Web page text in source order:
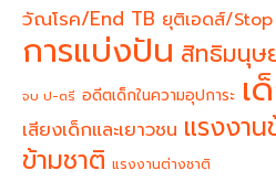
วัณโรค/End TB ยุติเอดส์/Stop
การแบ่งปัน สิทธิมนุษ
จบ ป-ตรี อดีตเด็กในความอุปการะ เ
เสียงเด็กและเยาวชน แรงงา
ข้ามชาติ แรงงานต่างชาติ